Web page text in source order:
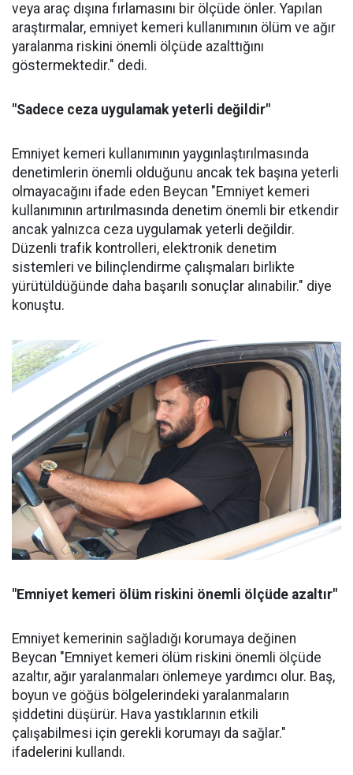
veya araç dışına fırlamasını bir ölçüde önler. Yapılan
araştırmalar, emniyet kemeri kullanımının ölüm ve ağır
yaralanma riskini önemli ölçüde azalttığını
göstermektedir." dedi.
"Sadece ceza uygulamak yeterli değildir"
Emniyet kemeri kullanımının yaygınlaştırılmasında
denetimlerin önemli olduğunu ancak tek başına yeterli
olmayacağını ifade eden Beycan "Emniyet kemeri
kullanımının artırılmasında denetim önemli bir etkendir
ancak yalnızca ceza uygulamak yeterli değildir.
Düzenli trafik kontrolleri, elektronik denetim
sistemleri ve bilinçlendirme çalışmaları birlikte
yürütüldüğünde daha başarılı sonuçlar alınabilir." diye
konuştu.
"Emniyet kemeri ölüm riskini önemli ölçüde azaltır"
Emniyet kemerinin sağladığı korumaya değinen
Beycan "Emniyet kemeri ölüm riskini önemli ölçüde
azaltır, ağır yaralanmaları önlemeye yardımcı olur. Baş,
boyun ve göğüs bölgelerindeki yaralanmaların
şiddetini düşürür. Hava yastıklarının etkili
çalışabilmesi için gerekli korumayı da sağlar."
ifadelerini kullandı.